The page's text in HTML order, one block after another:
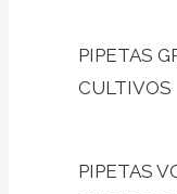
PIPETAS
CULTIVOS
PIPETAS